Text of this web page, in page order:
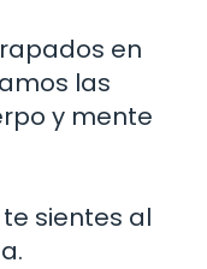
en
las
y mente
sientes al